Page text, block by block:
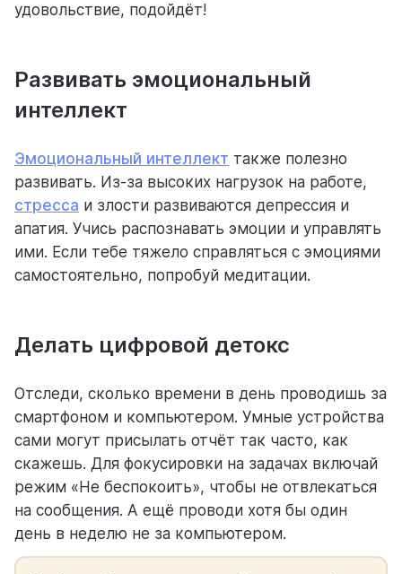
удовольствие, подойдёт!
Развивать эмоциональный
интеллект
Эмоциональный интеллект также полезно
развивать. Из-за высоких нагрузок на работе,
стресса и злости развиваются депрессия и
апатия. Учись распознавать эмоции и управлять
ими. Если тебе тяжело справляться с эмоциями
самостоятельно, попробуй медитации.
Делать цифровой детокс
Отследи, сколько времени в день проводишь за
смартфоном и компьютером. Умные устройства
сами могут присылать отчёт так часто, как
скажешь. Для фокусировки на задачах включай
режим «Не беспокоить», чтобы не отвлекаться
на сообщения. А ещё проводи хотя бы один
день в неделю не за компьютером.